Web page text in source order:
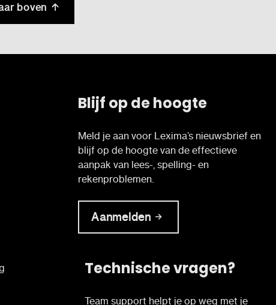
boven
Blijf op de hoogte
Meld je aan voor Lexima’s nieuwsbrief en
blijf op de hoogte van de effectieve
aanpak van lees-, spelling- en
rekenproblemen.
Aanmelden
Technische vragen?
Team support helpt je op weg met je